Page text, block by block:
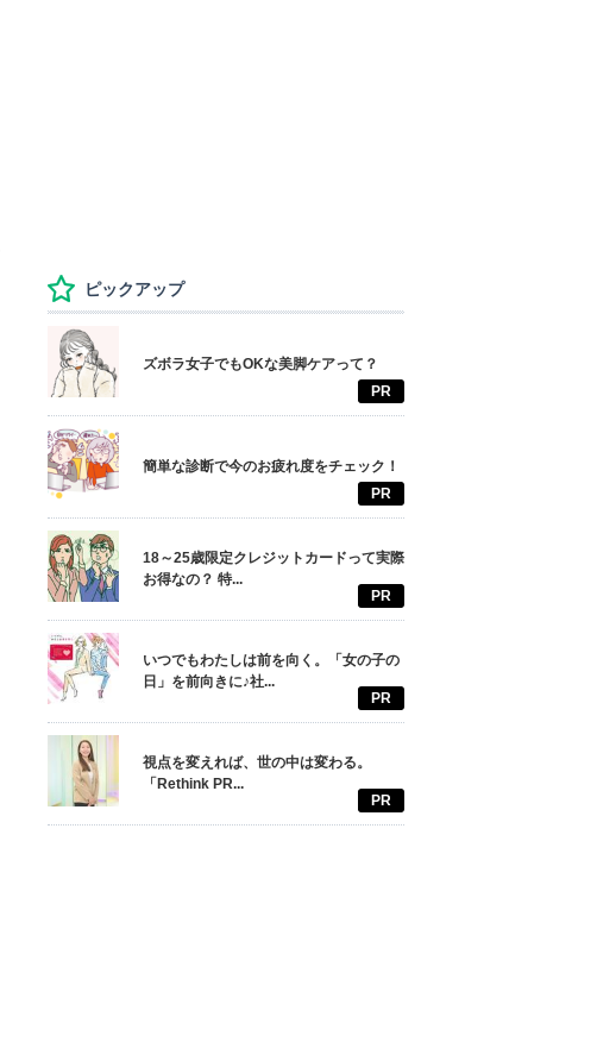
ピックアップ
ズボラ女子でもOKな美脚ケアって？
PR
簡単な診断で今のお疲れ度をチェック！
PR
18～25歳限定クレジットカードって実際
お得なの？ 特...
PR
いつでもわたしは前を向く。「女の子の
日」を前向きに♪社...
PR
視点を変えれば、世の中は変わる。
「Rethink PR...
PR